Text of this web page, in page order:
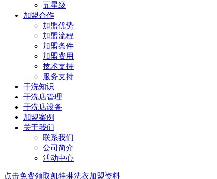
五星级
加盟合作
加盟优势
加盟流程
加盟条件
加盟费用
技术支持
服务支持
干洗知识
干洗店管理
干洗店设备
加盟案例
关于我们
联系我们
公司简介
活动中心
点击免费领取凯特琳洗衣加盟资料